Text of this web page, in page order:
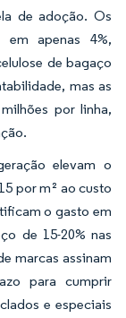
de adoção. Os
em apenas 4%,
de bagaço
mas as
por linha,
elevam o
por m² ao custo
o gasto em
de 15-20% nas
marcas assinam
para cumprir
e especiais